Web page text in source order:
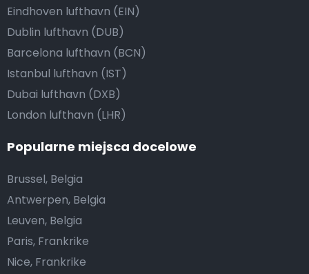
Eindhoven lufthavn (EIN)
Dublin lufthavn (DUB)
Barcelona lufthavn (BCN)
Istanbul lufthavn (IST)
Dubai lufthavn (DXB)
London lufthavn (LHR)
Popularne miejsca docelowe
Brussel, Belgia
Antwerpen, Belgia
Leuven, Belgia
Paris, Frankrike
Nice, Frankrike